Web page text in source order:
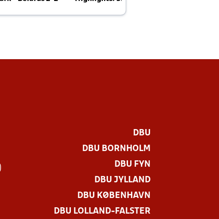
DBU
DBU BORNHOLM
DBU FYN
DBU JYLLAND
DBU KØBENHAVN
DBU LOLLAND-FALSTER